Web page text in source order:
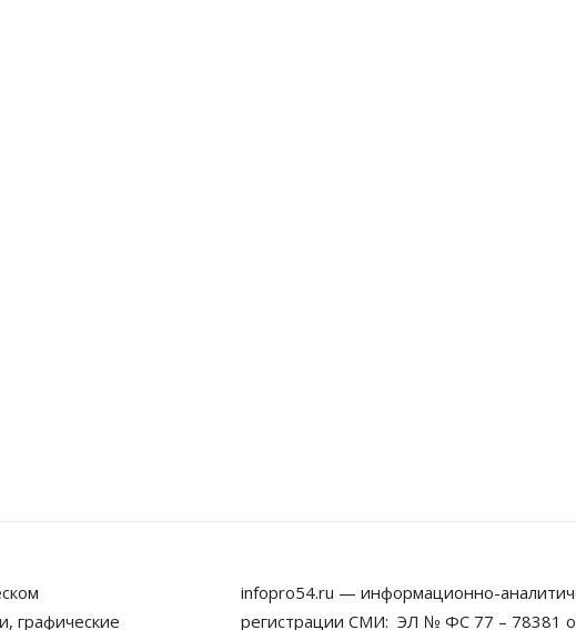
графические
infopro54.ru — информационно-
регистрации СМИ: ЭЛ № ФС 77 – 78381